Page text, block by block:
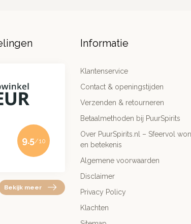
9.5/10
Bekijk meer
Informatie
Klantenservice
Contact & openingstijden
Verzenden & retourneren
Betaalmethoden bij PuurSpirits
Over PuurSpirits.nl – Sfeervol
en betekenis
Algemene voorwaarden
Disclaimer
Privacy Policy
Klachten